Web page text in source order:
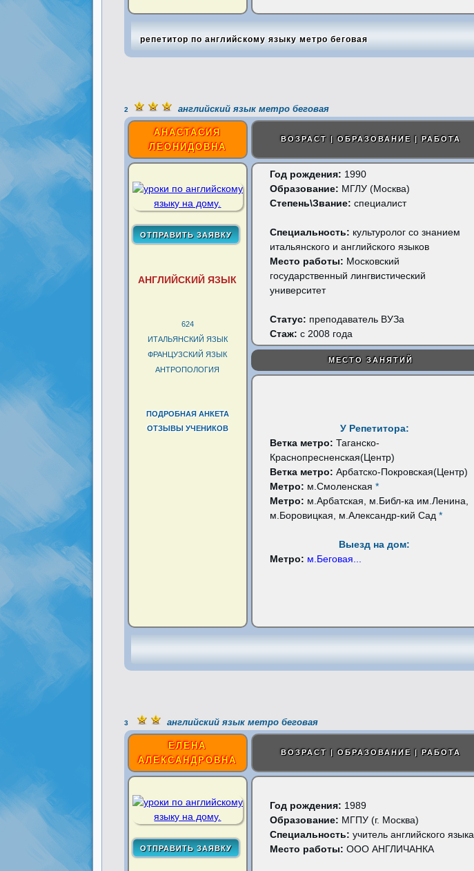
репетитор по английскому языку метро беговая
2 английский язык метро беговая
АНАСТАСИЯ
ЛЕОНИДОВНА
ВОЗРАСТ | ОБРАЗОВАНИЕ | РАБОТА
АНГЛИЙСКИЙ ЯЗЫК
624
ИТАЛЬЯНСКИЙ ЯЗЫК
ФРАНЦУЗСКИЙ ЯЗЫК
АНТРОПОЛОГИЯ
ПОДРОБНАЯ АНКЕТА
ОТЗЫВЫ УЧЕНИКОВ
Год рождения: 1990
Образование: МГЛУ (Москва)
Степень\Звание: специалист
Специальность: культуролог со знанием
итальянского и английского языков
Место работы: Московский
государственный лингвистический
университет
Статус: преподаватель ВУЗа
Стаж: с 2008 года
МЕСТО ЗАНЯТИЙ
У Репетитора:
Ветка метро: Таганско-
Краснопресненская(Центр)
Ветка метро: Арбатско-Покровская(Центр)
Метро: м.Смоленская *
Метро: м.Арбатская, м.Библ-ка им.Ленина,
м.Боровицкая, м.Александр-кий Сад *
Выезд на дом:
Метро: м.Беговая
3 английский язык метро беговая
ЕЛЕНА
АЛЕКСАНДРОВНА
ВОЗРАСТ | ОБРАЗОВАНИЕ | РАБОТА
Год рождения: 1989
Образование: МГПУ (г. Москва)
Специальность: учитель английского языка
Место работы: ООО АНГЛИЧАНКА